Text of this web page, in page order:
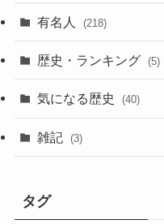
有名人 (218)
歴史・ランキング (5)
気になる歴史 (40)
雑記 (3)
タグ